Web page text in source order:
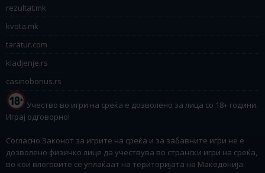
rezultat.mk
kvota.mk
taratur.com
kladjenje.rs
casinobonus.rs
Учество во игри на среќа е дозволено за лица со 18+ години.
Играј одговорно!
Согласно Законот за игрите на среќа и за забавните игри не е
дозволено физичко лице да учествува во странски игри на среќа,
во кои влоговите се уплаќаат на територијата на Македонија.